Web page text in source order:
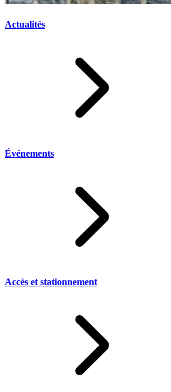
Actualités
Événements
Accès et stationnement